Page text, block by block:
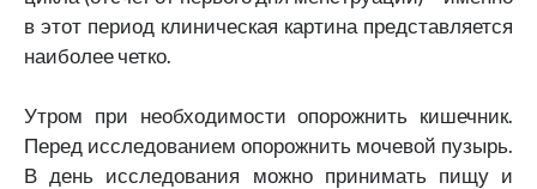
в этот период клиническая картина представляется
наиболее четко.
Утром при необходимости опорожнить кишечник.
Перед исследованием опорожнить мочевой пузырь.
В день исследования можно принимать пищу и